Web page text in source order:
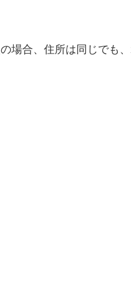
場合、住所は同じでも